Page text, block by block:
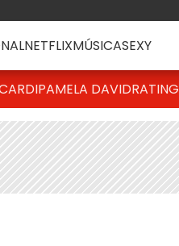
NETFLIXMÚSICASEXY
PAMELA DAVIDRATING